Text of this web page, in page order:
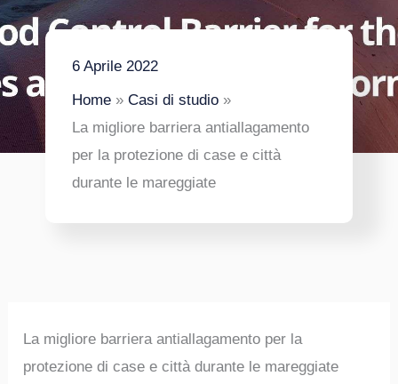
6 Aprile 2022
Home
Casi di studio
La migliore barriera antiallagamento
per la protezione di case e città
durante le mareggiate
La migliore barriera antiallagamento per la
protezione di case e città durante le mareggiate